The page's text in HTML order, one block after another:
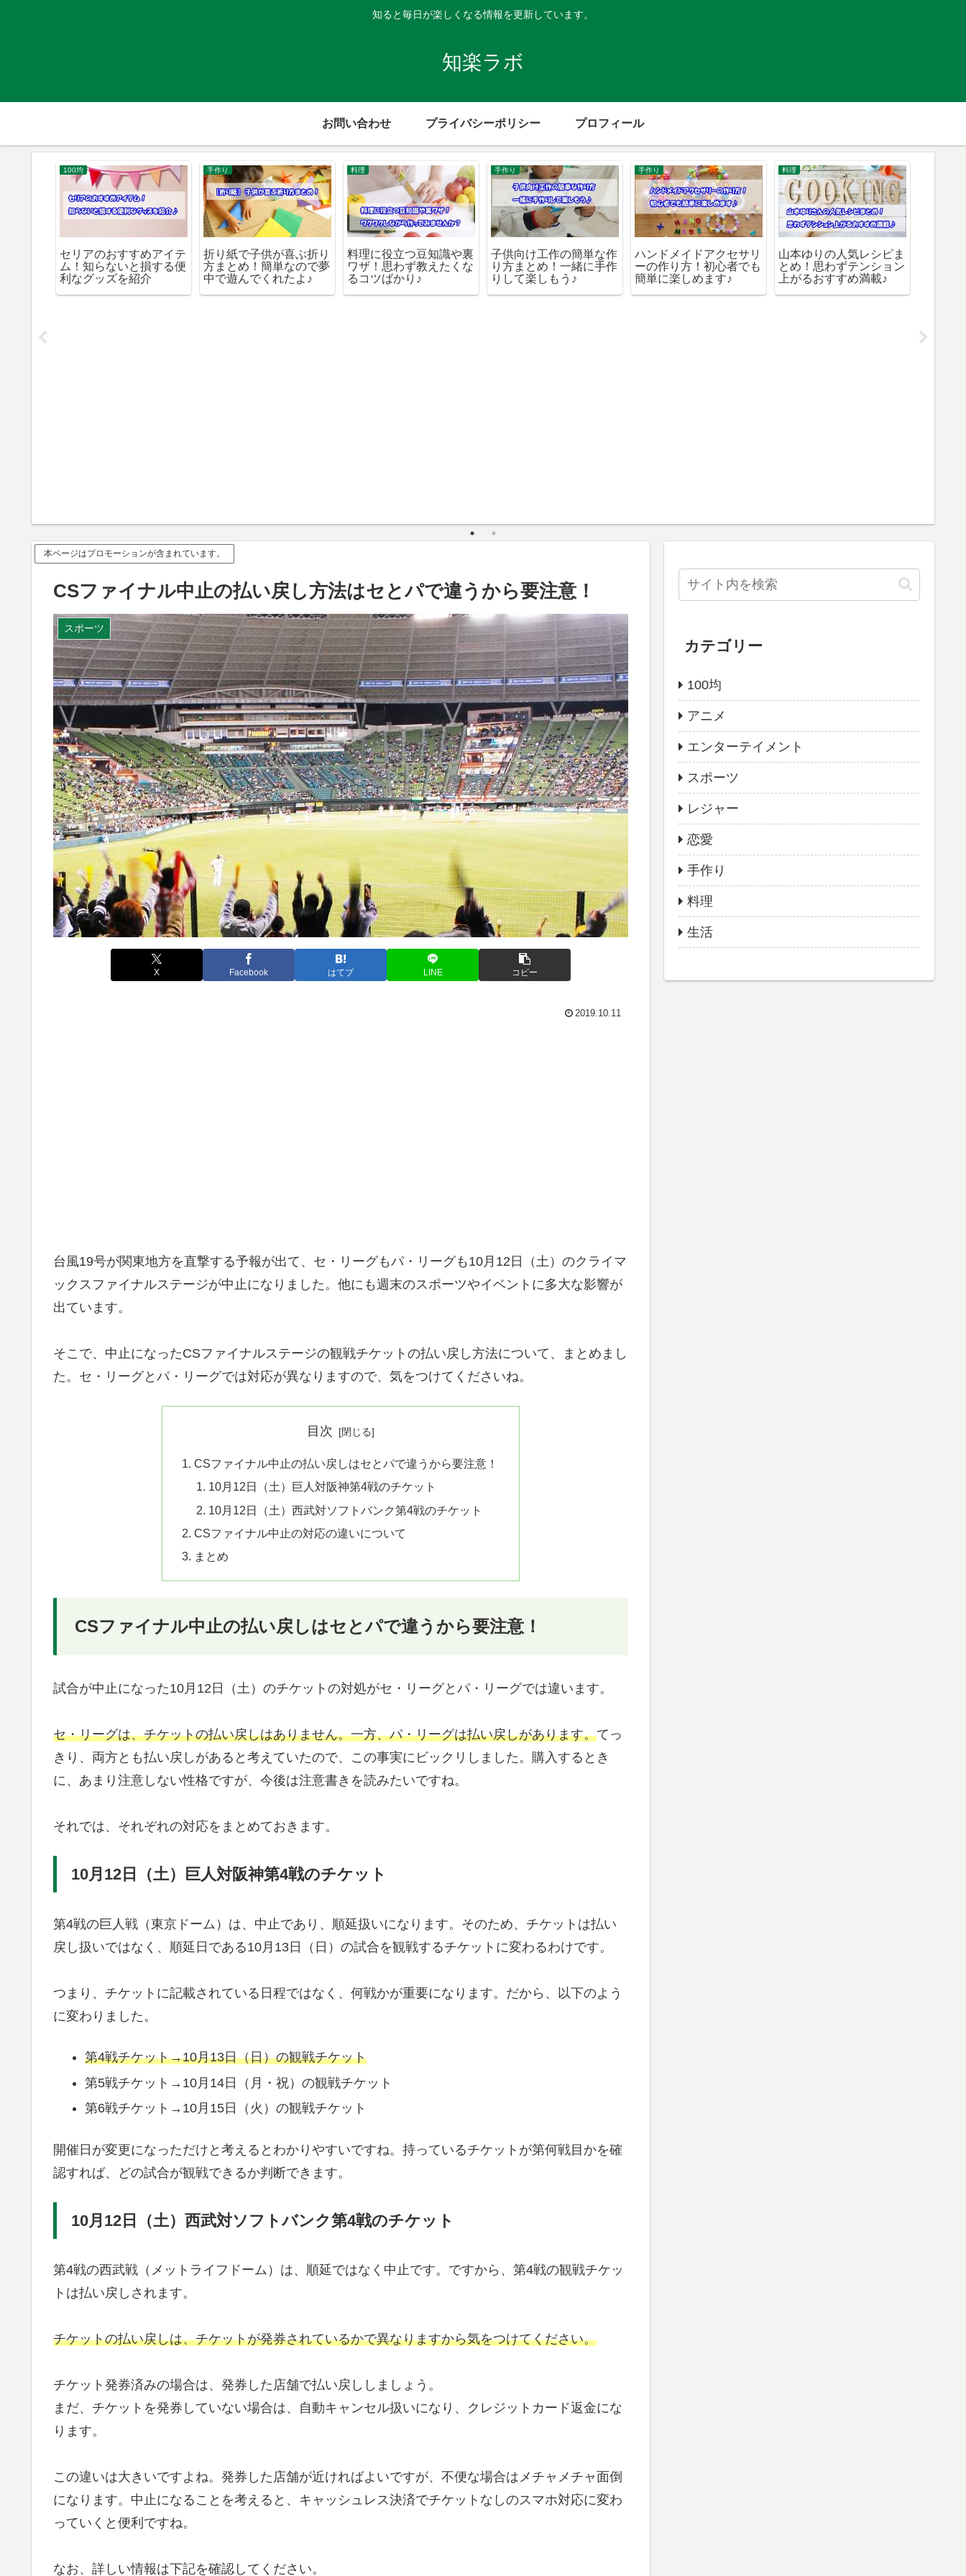
知ると毎日が楽しくなる情報を更新しています。
知楽ラボ
お問い合わせ プライバシーポリシー プロフィール
100均
セリアのおすすめアイテ
ム！知らないと損する便
利なグッズを紹介
手作り
折り紙で子供が喜ぶ折り
方まとめ！簡単なので夢
中で遊んでくれたよ♪
料理
料理に役立つ豆知識や裏
ワザ！思わず教えたくな
るコツばかり♪
手作り
子供向け工作の簡単な作
り方まとめ！一緒に手作
りして楽しもう♪
手作り
ハンドメイドアクセサリ
ーの作り方！初心者でも
簡単に楽しめます♪
料理
山本ゆりの人気レシピま
とめ！思わずテンション
上がるおすすめ満載♪
本ページはプロモーションが含まれています。
CSファイナル中止の払い戻し方法はセとパで違うから要注意！
スポーツ
X Facebook はてブ LINE コピー
2019.10.11
台風19号が関東地方を直撃する予報が出て、セ・リーグもパ・リーグも10月12日（土）のクライマ
ックスファイナルステージが中止になりました。他にも週末のスポーツやイベントに多大な影響が
出ています。
そこで、中止になったCSファイナルステージの観戦チケットの払い戻し方法について、まとめまし
た。セ・リーグとパ・リーグでは対応が異なりますので、気をつけてくださいね。
目次
CSファイナル中止の払い戻しはセとパで違うから要注意！
10月12日（土）巨人対阪神第4戦のチケット
10月12日（土）西武対ソフトバンク第4戦のチケット
CSファイナル中止の対応の違いについて
まとめ
CSファイナル中止の払い戻しはセとパで違うから要注意！
試合が中止になった10月12日（土）のチケットの対処がセ・リーグとパ・リーグでは違います。
セ・リーグは、チケットの払い戻しはありません。一方、パ・リーグは払い戻しがあります。てっ
きり、両方とも払い戻しがあると考えていたので、この事実にビックリしました。購入するとき
に、あまり注意しない性格ですが、今後は注意書きを読みたいですね。
それでは、それぞれの対応をまとめておきます。
10月12日（土）巨人対阪神第4戦のチケット
第4戦の巨人戦（東京ドーム）は、中止であり、順延扱いになります。そのため、チケットは払い
戻し扱いではなく、順延日である10月13日（日）の試合を観戦するチケットに変わるわけです。
つまり、チケットに記載されている日程ではなく、何戦かが重要になります。だから、以下のよう
に変わりました。
第4戦チケット→10月13日（日）の観戦チケット
第5戦チケット→10月14日（月・祝）の観戦チケット
第6戦チケット→10月15日（火）の観戦チケット
開催日が変更になっただけと考えるとわかりやすいですね。持っているチケットが第何戦目かを確
認すれば、どの試合が観戦できるか判断できます。
10月12日（土）西武対ソフトバンク第4戦のチケット
第4戦の西武戦（メットライフドーム）は、順延ではなく中止です。ですから、第4戦の観戦チケッ
トは払い戻しされます。
チケットの払い戻しは、チケットが発券されているかで異なりますから気をつけてください。
チケット発券済みの場合は、発券した店舗で払い戻ししましょう。
まだ、チケットを発券していない場合は、自動キャンセル扱いになり、クレジットカード返金にな
ります。
この違いは大きいですよね。発券した店舗が近ければよいですが、不便な場合はメチャメチャ面倒
になります。中止になることを考えると、キャッシュレス決済でチケットなしのスマホ対応に変わ
っていくと便利ですね。
なお、詳しい情報は下記を確認してください。
カテゴリー
100均
アニメ
エンターテイメント
スポーツ
レジャー
恋愛
手作り
料理
生活